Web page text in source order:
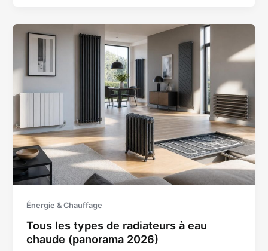
Énergie & Chauffage
Tous les types de radiateurs à eau
chaude (panorama 2026)